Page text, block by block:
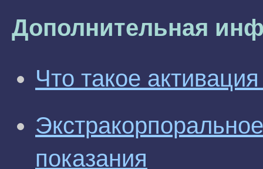
Дополнительная
Что такое
показания